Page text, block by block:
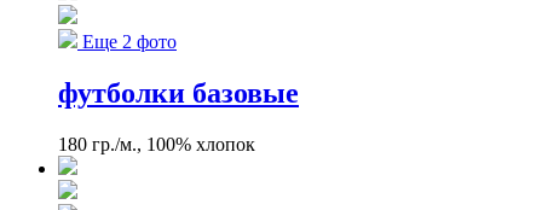
Еще 2 фото
футболки базовые
180 гр./м., 100% хлопок